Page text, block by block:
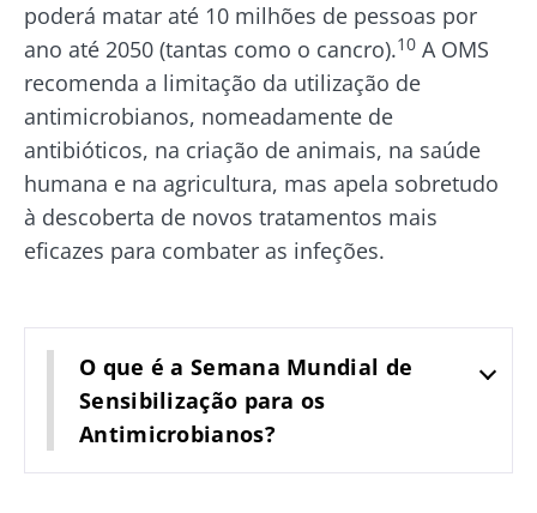
poderá matar até 10 milhões de pessoas por
ano até 2050 (tantas como o cancro).10 A OMS
recomenda a limitação da utilização de
antimicrobianos, nomeadamente de
antibióticos, na criação de animais, na saúde
humana e na agricultura, mas apela sobretudo
à descoberta de novos tratamentos mais
eficazes para combater as infeções.
O que é a Semana Mundial de
Sensibilização para os
Antimicrobianos?